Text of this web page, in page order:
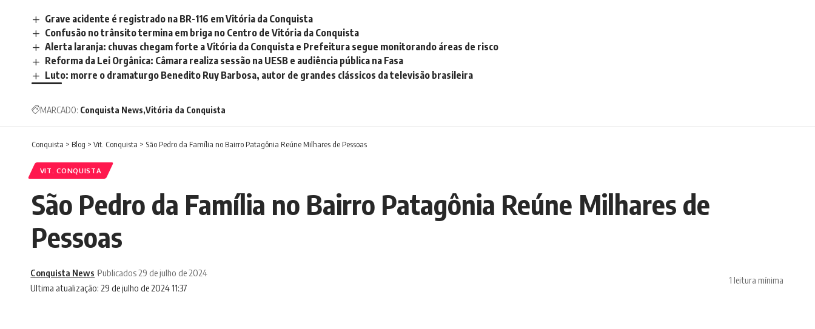
Grave acidente é registrado na BR-116 em Vitória da Conquista
Confusão no trânsito termina em briga no Centro de Vitória da Conquista
Alerta laranja: chuvas chegam forte a Vitória da Conquista e Prefeitura segue monitorando áreas de risco
Reforma da Lei Orgânica: Câmara realiza sessão na UESB e audiência pública na Fasa
Luto: morre o dramaturgo Benedito Ruy Barbosa, autor de grandes clássicos da televisão brasileira
MARCADO: Conquista News Vitória da Conquista
Conquista > Blog > Vit. Conquista > São Pedro da Família no Bairro Patagônia Reúne Milhares de Pessoas
VIT. CONQUISTA
São Pedro da Família no Bairro Patagônia Reúne Milhares de
Pessoas
Ultima atualização: 29 de julho de 2024 11:37
Conquista News Publicados 29 de julho de 2024
1 leitura mínima